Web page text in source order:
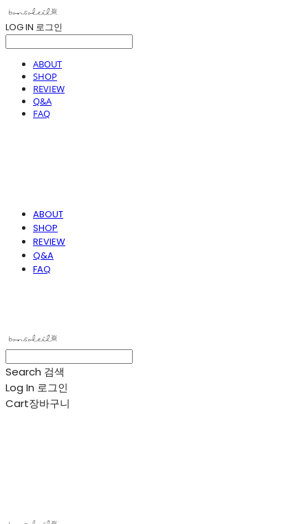
LOG IN 로그인
ABOUT
SHOP
REVIEW
Q&A
FAQ
ABOUT
SHOP
REVIEW
Q&A
FAQ
Search 검색
Log In 로그인
Cart장바구니